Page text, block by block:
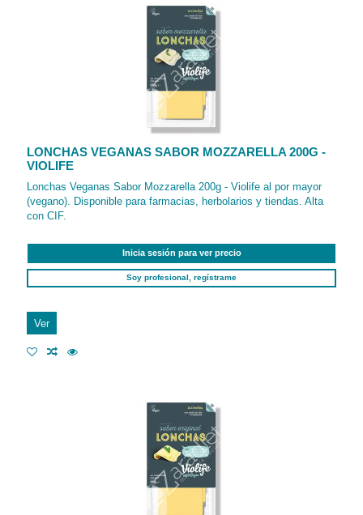
LONCHAS VEGANAS SABOR MOZZARELLA 200G -
VIOLIFE
Lonchas Veganas Sabor Mozzarella 200g - Violife al por mayor
(vegano). Disponible para farmacias, herbolarios y tiendas. Alta
con CIF.
Inicia sesión para ver precio
Soy profesional, regístrame
Ver